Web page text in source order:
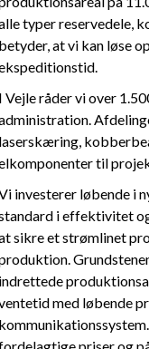
typer reservedele,
at vi kan løse
Vejle råder vi over
til
investerer løbende i
i effektivitet
sikre et strømlinet
med løbende